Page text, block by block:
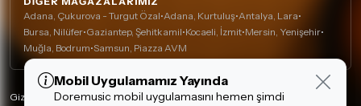
Adana, Çukurova - Turgut Özal•Adana, Kurtuluş•Antalya, Lara•
Bursa, Nilüfer•Gaziantep, Şehitkamil•Kocaeli, İzmit•Mersin, Yenişehir•
Muğla, Bodrum•Samsun, Piazza AVM
Gizlilik Politikası
Çerez Kullanımı
Alışveriş deneyiminizi iyileştirmek için yasal
Mobil Uygulamamız Yayında
Doremusic mobil uygulamasını hemen şimdi